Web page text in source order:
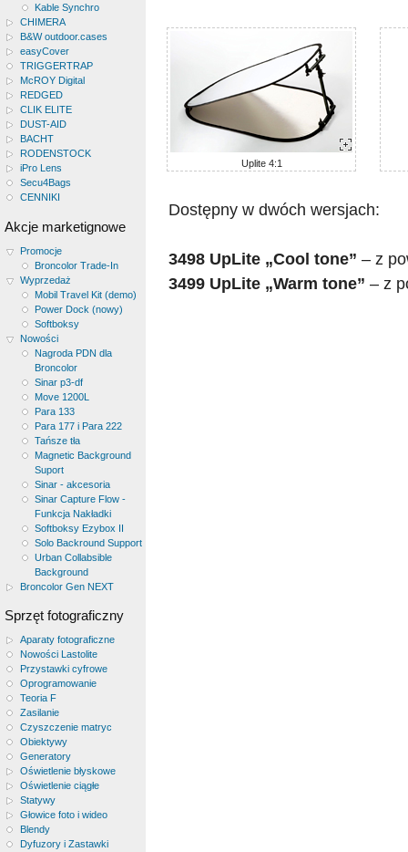
Kable Synchro
CHIMERA
B&W outdoor.cases
easyCover
TRIGGERTRAP
McROY Digital
REDGED
CLIK ELITE
DUST-AID
BACHT
RODENSTOCK
iPro Lens
Secu4Bags
CENNIKI
Akcje marketignowe
Promocje
Broncolor Trade-In
Wyprzedaż
Mobil Travel Kit (demo)
Power Dock (nowy)
Softboksy
Nowości
Nagroda PDN dla
Broncolor
Sinar p3-df
Move 1200L
Para 133
Para 177 i Para 222
Tańsze tła
Magnetic Background
Suport
Sinar - akcesoria
Sinar Capture Flow -
Funkcja Nakładki
Softboksy Ezybox II
Solo Backround Support
Urban Collabsible
Background
Broncolor Gen NEXT
Sprzęt fotograficzny
Aparaty fotograficzne
Nowości Lastolite
Przystawki cyfrowe
Oprogramowanie
Teoria F
Zasilanie
Czyszczenie matryc
Obiektywy
Generatory
Oświetlenie błyskowe
Oświetlenie ciągłe
Statywy
Głowice foto i wideo
Blendy
Dyfuzory i Zastawki
Uplite 4:1
Dostępny w dwóch wersjach:
3498 UpLite „Cool tone” – z
3499 UpLite „Warm tone” – z